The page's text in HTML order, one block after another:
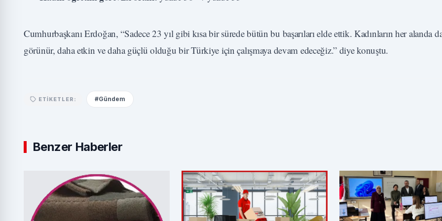
Cumhurbaşkanı Erdoğan, “Sadece 23 yıl gibi kısa bir sürede bütün bu başarıları elde ettik. Kadınların her alanda
görünür, daha etkin ve daha güçlü olduğu bir Türkiye için çalışmaya devam edeceğiz.” diye konuştu.
ETIKETLER: #Gündem
Benzer Haberler